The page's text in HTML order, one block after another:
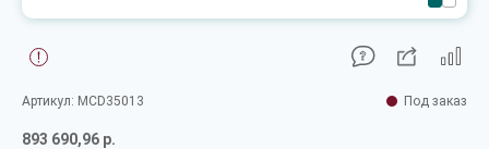
Артикул: MCD35013 Под заказ
893 690,96 р.